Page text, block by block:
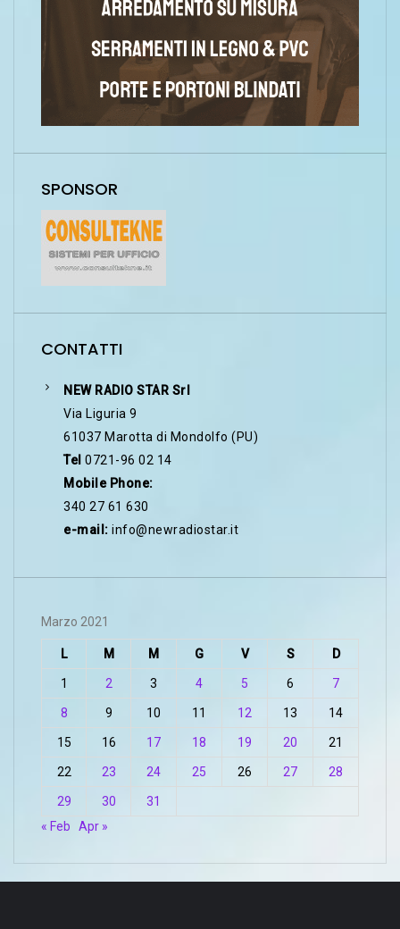
SPONSOR
CONTATTI
NEW RADIO STAR Srl
Via Liguria 9
61037 Marotta di Mondolfo (PU)
Tel 0721-96 02 14
Mobile Phone:
340 27 61 630
e-mail: info@newradiostar.it
Marzo 2021
L M M G V S D
1 2 3 4 5 6 7
8 9 10 11 12 13 14
15 16 17 18 19 20 21
22 23 24 25 26 27 28
29 30
31
« Feb
Apr »